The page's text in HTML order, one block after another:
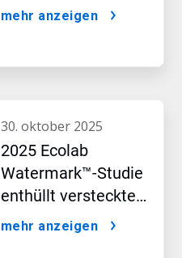
Führungsteam in
mehr anzeigen
30. oktober 2025
2025 Ecolab
Watermark™-Studie
enthüllt versteckte
Auswirkungen
mehr anzeigen